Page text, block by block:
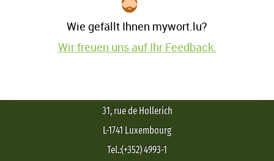
Wie gefällt Ihnen mywort.lu?
Wir freuen uns auf Ihr Feedback.
31, rue de Hollerich
L-1741 Luxembourg
Tel.:(+352) 4993-1